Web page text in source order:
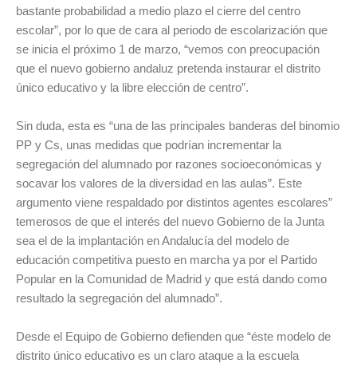
bastante probabilidad a medio plazo el cierre del centro
escolar”, por lo que de cara al periodo de escolarización que
se inicia el próximo 1 de marzo, “vemos con preocupación
que el nuevo gobierno andaluz pretenda instaurar el distrito
único educativo y la libre elección de centro”.
Sin duda, esta es “una de las principales banderas del binomio
PP y Cs, unas medidas que podrían incrementar la
segregación del alumnado por razones socioeconómicas y
socavar los valores de la diversidad en las aulas”. Este
argumento viene respaldado por distintos agentes escolares”
temerosos de que el interés del nuevo Gobierno de la Junta
sea el de la implantación en Andalucía del modelo de
educación competitiva puesto en marcha ya por el Partido
Popular en la Comunidad de Madrid y que está dando como
resultado la segregación del alumnado”.
Desde el Equipo de Gobierno defienden que “éste modelo de
distrito único educativo es un claro ataque a la escuela